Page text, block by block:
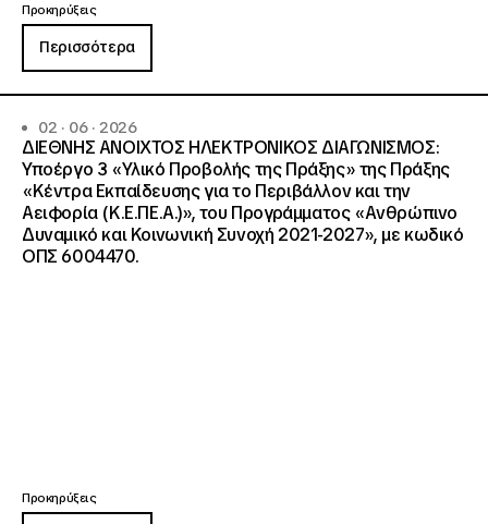
Προκηρύξεις
Περισσότερα
02 · 06 · 2026
ΔΙΕΘΝΗΣ ΑΝΟΙΧΤΟΣ ΗΛΕΚΤΡΟΝΙΚΟΣ ΔΙΑΓΩΝΙΣΜΟΣ:
Υποέργο 3 «Υλικό Προβολής της Πράξης» της Πράξης
«Κέντρα Εκπαίδευσης για το Περιβάλλον και την
Αειφορία (Κ.Ε.ΠΕ.Α.)», του Προγράμματος «Ανθρώπινο
Δυναμικό και Κοινωνική Συνοχή 2021-2027», με κωδικό
ΟΠΣ 6004470.
Προκηρύξεις